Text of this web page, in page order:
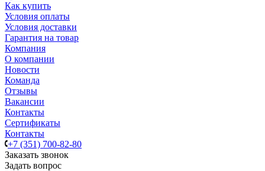
Как купить
Условия оплаты
Условия доставки
Гарантия на товар
Компания
О компании
Новости
Команда
Отзывы
Вакансии
Контакты
Сертификаты
Контакты
+7 (351) 700-82-80
Заказать звонок
Задать вопрос